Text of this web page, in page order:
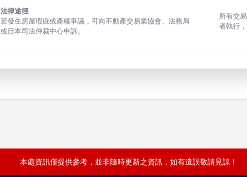
法律途徑
若發生房屋瑕疵或產權爭議，可向不動產交易業協會、法務局
或日本司法仲裁中心申訴。
所有交
者執行
本處資訊僅提供參考，並非隨時更新之資訊，如有遺誤敬請見諒！